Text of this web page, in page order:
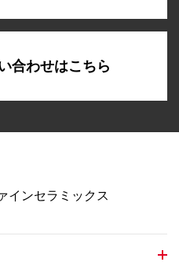
合わせはこちら
インセラミックス